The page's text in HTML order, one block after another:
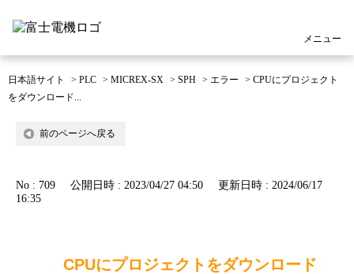
メニュー
日本語サイト > PLC > MICREX-SX > SPH > エラー > CPUにプロジェクト
をダウンロード...
前のページへ戻る
No : 709 公開日時 : 2023/04/27 04:50
更新日時 : 2024/06/17
16:35
CPUにプロジェクトをダウンロード